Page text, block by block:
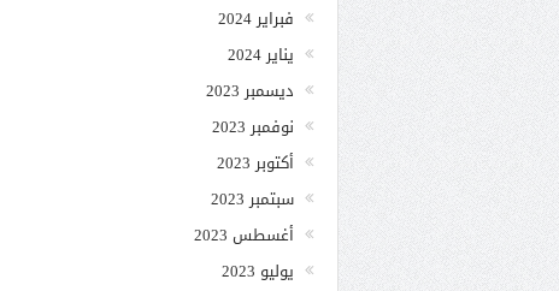
فبراير 2024
يناير 2024
ديسمبر 2023
نوفمبر 2023
أكتوبر 2023
سبتمبر 2023
أغسطس 2023
يوليو 2023